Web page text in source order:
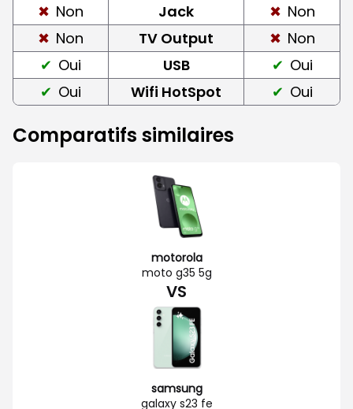
Non
Jack
Non
Non
TV Output
Non
Oui
USB
Oui
Oui
Wifi HotSpot Oui
Comparatifs similaires
motorola
moto g35 5g
VS
samsung
galaxy s23 fe